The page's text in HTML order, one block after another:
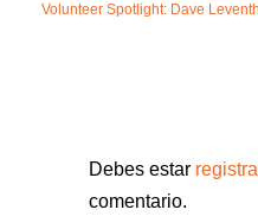
Volunteer Spotlight: Dave
Debes estar
comentario.